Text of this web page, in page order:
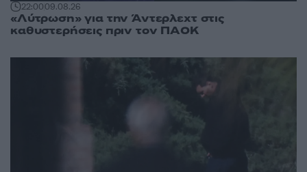
22:0009.08.26
«Λύτρωση» για την Άντερλεχτ στις
καθυστερήσεις πριν τον ΠΑΟΚ